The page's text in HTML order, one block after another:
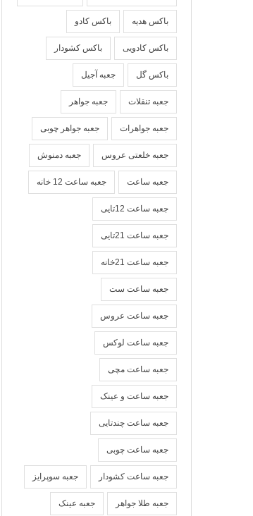
باکس هدیه باکس کادو
باکس کادویی باکس کشودار
باکس گل جعبه آجیل
جعبه تنقلات جعبه جواهر
جعبه جواهرات جعبه جواهر چوبی
جعبه خلعتی عروس جعبه دمنوش
جعبه ساعت جعبه ساعت 12 خانه
جعبه ساعت 12تایی
جعبه ساعت 21تایی
جعبه ساعت 21خانه
جعبه ساعت ست
جعبه ساعت عروس
جعبه ساعت لوکس
جعبه ساعت مچی
جعبه ساعت و عینک
جعبه ساعت چندتایی
جعبه ساعت چوبی
جعبه ساعت کشودار جعبه سوپرایز
جعبه طلا جواهر جعبه عینک